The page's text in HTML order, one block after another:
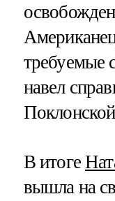
требуемые
навел
В итоге
вышла на